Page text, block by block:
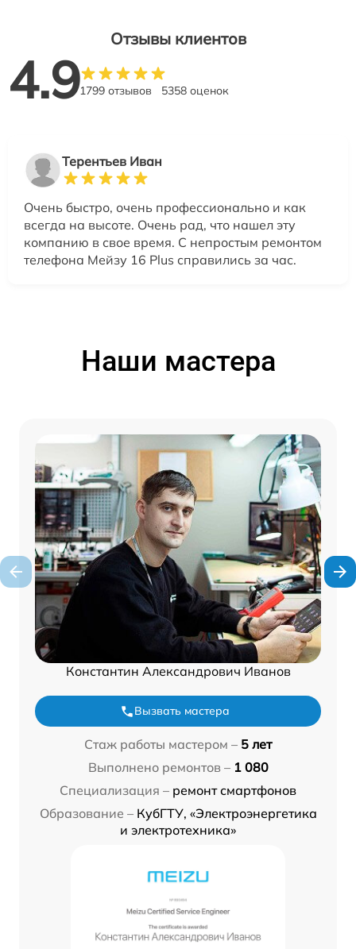
Отзывы клиентов
4.91799 отзывов 5358 оценок
Терентьев Иван
Очень быстро, очень профессионально и как
всегда на высоте. Очень рад, что нашел эту
компанию в свое время. С непростым ремонтом
телефона Мейзу 16 Plus справились за час.
Наши мастера
Константин Александрович Иванов
Вызвать мастера
Стаж работы мастером – 5 лет
Выполнено ремонтов – 1 080
Специализация – ремонт смартфонов
Образование – КубГТУ, «Электроэнергетика
и электротехника»